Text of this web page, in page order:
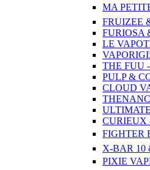
MA
FRUIZEE
FURIOSA
LE
THE FUU
PULP &
CLOUD
CURIEUX
FIGHTER
X-BAR 10
PIXIE